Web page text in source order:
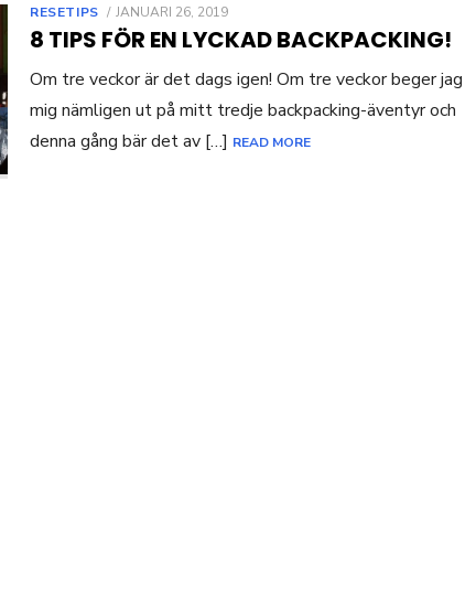
RESETIPS
POSTED
ON
JANUARI 26, 2019
8 TIPS FÖR EN LYCKAD BACKPACKING!
Om tre veckor är det dags igen! Om tre veckor beger jag
mig nämligen ut på mitt tredje backpacking-äventyr och
denna gång bär det av […] READ MORE